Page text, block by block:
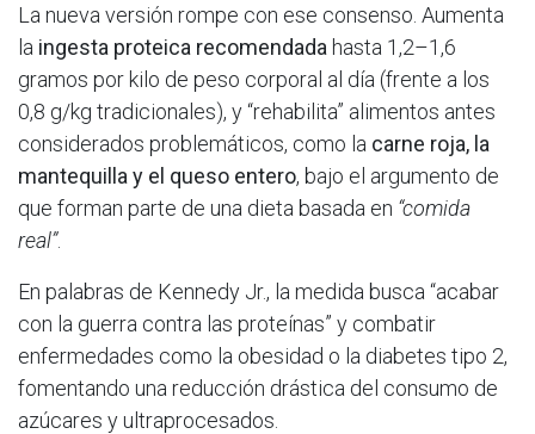
La nueva versión rompe con ese consenso. Aumenta
la ingesta proteica recomendada hasta 1,2–1,6
gramos por kilo de peso corporal al día (frente a los
0,8 g/kg tradicionales), y “rehabilita” alimentos antes
considerados problemáticos, como la carne roja, la
mantequilla y el queso entero, bajo el argumento de
que forman parte de una dieta basada en “comida
real”.
En palabras de Kennedy Jr., la medida busca “acabar
con la guerra contra las proteínas” y combatir
enfermedades como la obesidad o la diabetes tipo 2,
fomentando una reducción drástica del consumo de
azúcares y ultraprocesados.